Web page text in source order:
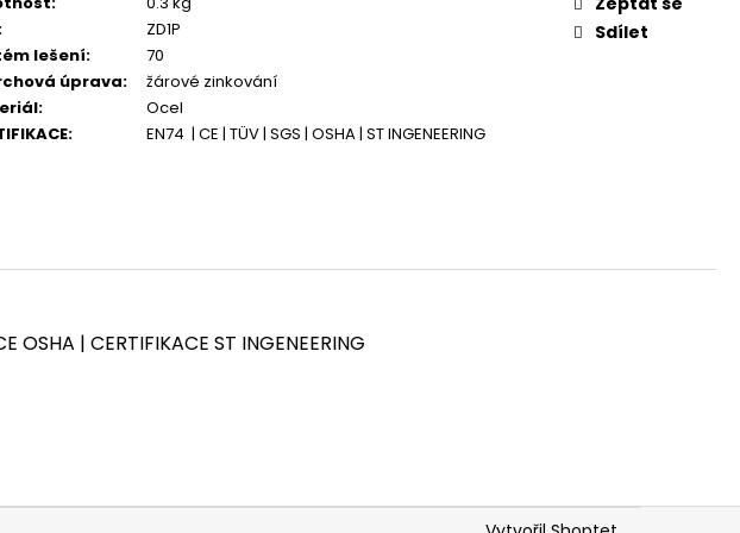
:
ZD1P
lešení:
70
úprava:
žárové zinkování
:
Ocel
: EN74 | CE | TÜV | SGS | OSHA | ST INGENEERING
Sdílet
OSHA | CERTIFIKACE ST INGENEERING
KOMPLETNÍ SESTAVA LEŠENÍ PLETTAC
PD70 - 480 M